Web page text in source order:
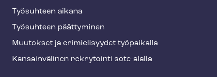
Työsuhteen aikana
Työsuhteen päättyminen
Muutokset ja erimielisyydet työpaikalla
Kansainvälinen rekrytointi sote-alalla